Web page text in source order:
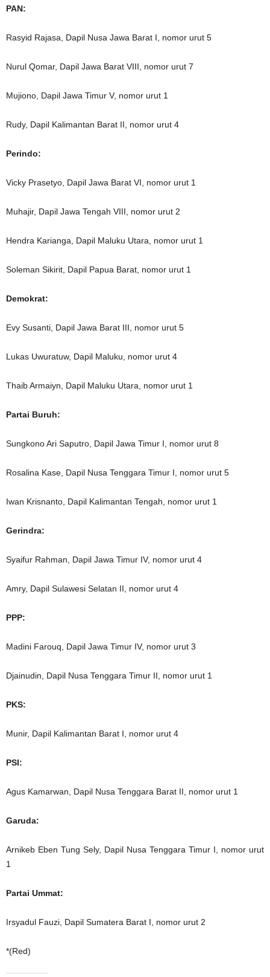
PAN:
Rasyid Rajasa, Dapil Nusa Jawa Barat I, nomor urut 5
Nurul Qomar, Dapil Jawa Barat VIII, nomor urut 7
Mujiono, Dapil Jawa Timur V, nomor urut 1
Rudy, Dapil Kalimantan Barat II, nomor urut 4
Perindo:
Vicky Prasetyo, Dapil Jawa Barat VI, nomor urut 1
Muhajir, Dapil Jawa Tengah VIII, nomor urut 2
Hendra Karianga, Dapil Maluku Utara, nomor urut 1
Soleman Sikirit, Dapil Papua Barat, nomor urut 1
Demokrat:
Evy Susanti, Dapil Jawa Barat III, nomor urut 5
Lukas Uwuratuw, Dapil Maluku, nomor urut 4
Thaib Armaiyn, Dapil Maluku Utara, nomor urut 1
Partai Buruh:
Sungkono Ari Saputro, Dapil Jawa Timur I, nomor urut 8
Rosalina Kase, Dapil Nusa Tenggara Timur I, nomor urut 5
Iwan Krisnanto, Dapil Kalimantan Tengah, nomor urut 1
Gerindra:
Syaifur Rahman, Dapil Jawa Timur IV, nomor urut 4
Amry, Dapil Sulawesi Selatan II, nomor urut 4
PPP:
Madini Farouq, Dapil Jawa Timur IV, nomor urut 3
Djainudin, Dapil Nusa Tenggara Timur II, nomor urut 1
PKS:
Munir, Dapil Kalimantan Barat I, nomor urut 4
PSI:
Agus Kamarwan, Dapil Nusa Tenggara Barat II, nomor urut 1
Garuda:
Arnikeb Eben Tung Sely, Dapil Nusa Tenggara Timur I, nomor urut
1
Partai Ummat:
Irsyadul Fauzi, Dapil Sumatera Barat I, nomor urut 2
*(Red)